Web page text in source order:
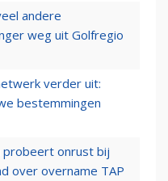
andere
weg uit Golfregio
verder uit:
bestemmingen
probeert onrust bij
over overname TAP